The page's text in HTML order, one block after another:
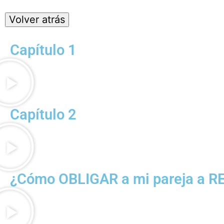
Capítulo 1
Capítulo 2
¿Cómo OBLIGAR a mi pareja a